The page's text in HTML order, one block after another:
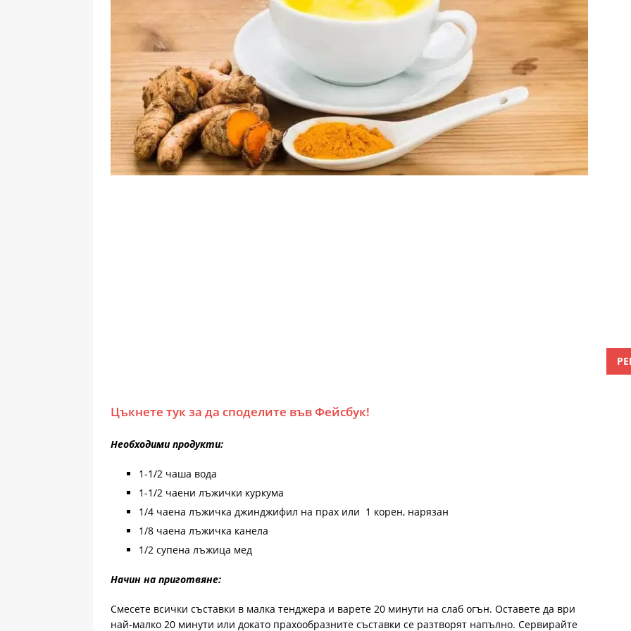
Цъкнете тук за да споделите във Фейсбук!
Необходими продукти:
1-1/2 чаша вода
1-1/2 чаени лъжички куркума
1/4 чаена лъжичка джинджифил на прах или 1 корен, нарязан
1/8 чаена лъжичка канела
1/2 супена лъжица мед
Начин на приготвяне:
Смесете всички съставки в малка тенджера и варете 20 минути на слаб огън. Оставете да ври
най-малко 20 минути или докато прахообразните съставки се разтворят напълно. Сервирайте